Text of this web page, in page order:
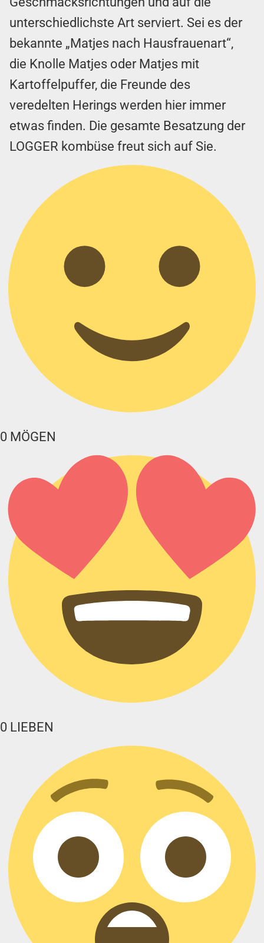
unterschiedlichste Art serviert. Sei es der
bekannte „Matjes nach Hausfrauenart“,
die Knolle Matjes oder Matjes mit
Kartoffelpuffer, die Freunde des
veredelten Herings werden hier immer
etwas finden. Die gesamte Besatzung der
LOGGER kombüse freut sich auf Sie.
0 MÖGEN
0 LIEBEN